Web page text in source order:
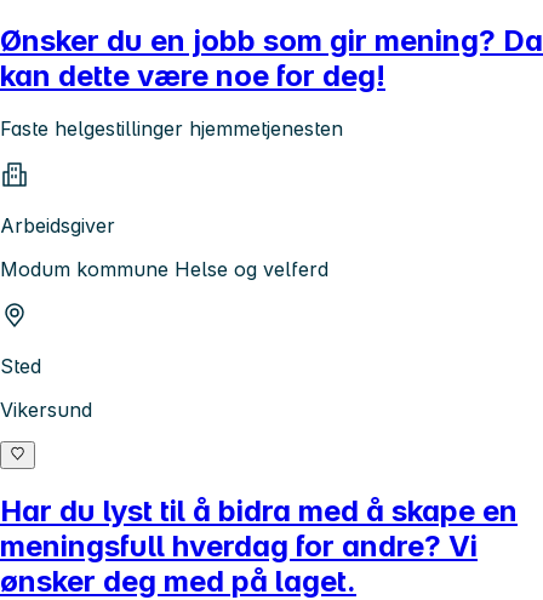
Ønsker du en jobb som gir mening? Da
kan dette være noe for deg!
Faste helgestillinger hjemmetjenesten
Arbeidsgiver
Modum kommune Helse og velferd
Sted
Vikersund
Har du lyst til å bidra med å skape en
meningsfull hverdag for andre? Vi
ønsker deg med på laget.